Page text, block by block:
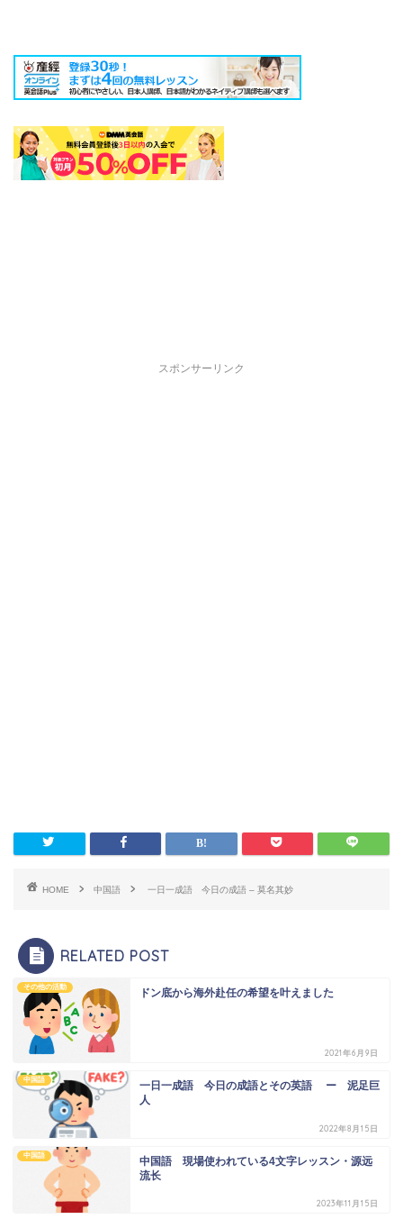
スポンサーリンク
HOME 中国語 一日一成語 今日の成語 – 莫名其妙
RELATED POST
その他の活動 ドン底から海外赴任の希望を叶えました
2021年6月9日
中国語
一日一成語 今日の成語とその英語 ー 泥足巨
人
2022年8月15日
中国語
中国語 現場使われている4文字レッスン・源远
流长
2023年11月15日